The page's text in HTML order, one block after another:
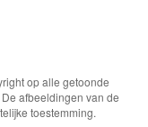
op alle getoonde
afbeeldingen van de
toestemming.